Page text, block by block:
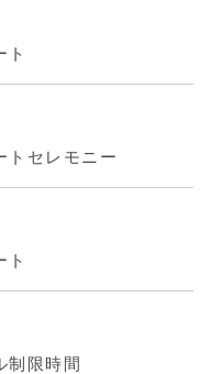
レモニー
限時間